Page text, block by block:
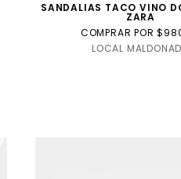
SANDALIAS TACO VINO
ZARA
COMPRAR POR
LOCAL